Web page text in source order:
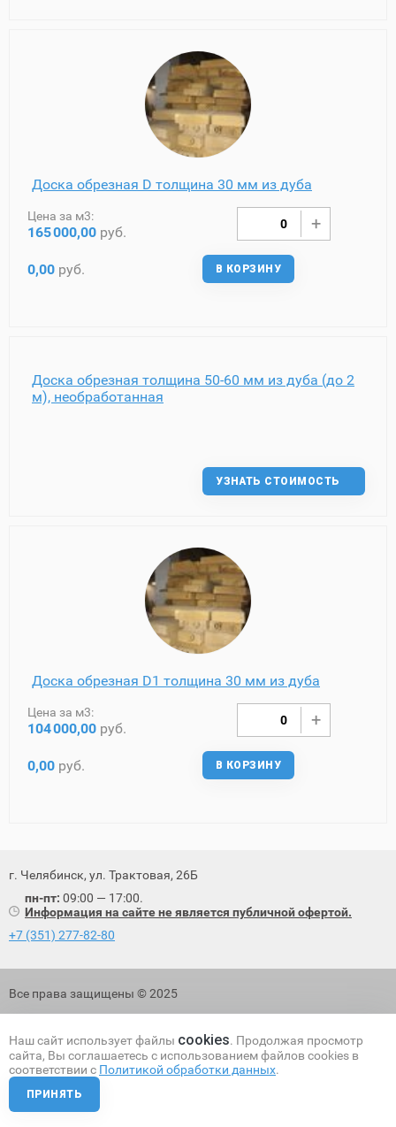
Доска обрезная D толщина 30 мм из дуба
Цена за м3:
165000,00 руб.
0,00 руб. В КОРЗИНУ
Доска обрезная толщина 50-60 мм из дуба (до 2
м), необработанная
УЗНАТЬ СТОИМОСТЬ
Доска обрезная D1 толщина 30 мм из дуба
Цена за м3:
104000,00 руб.
0,00 руб. В КОРЗИНУ
г. Челябинск, ул. Трактовая, 26Б
пн-пт: 09:00 — 17:00.
Информация на сайте не является публичной офертой.
+7 (351) 277-82-80
Все права защищены © 2025
Наш сайт использует файлы cookies. Продолжая просмотр
сайта, Вы соглашаетесь с использованием файлов cookies в
соответствии с Политикой обработки данных.
ПРИНЯТЬ